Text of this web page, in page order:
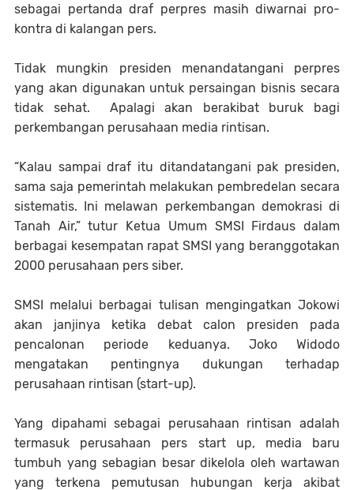
sebagai pertanda draf perpres masih diwarnai pro-
kontra di kalangan pers.
Tidak mungkin presiden menandatangani perpres
yang akan digunakan untuk persaingan bisnis secara
tidak sehat. Apalagi akan berakibat buruk bagi
perkembangan perusahaan media rintisan.
“Kalau sampai draf itu ditandatangani pak presiden,
sama saja pemerintah melakukan pembredelan secara
sistematis. Ini melawan perkembangan demokrasi di
Tanah Air,” tutur Ketua Umum SMSI Firdaus dalam
berbagai kesempatan rapat SMSI yang beranggotakan
2000 perusahaan pers siber.
SMSI melalui berbagai tulisan mengingatkan Jokowi
akan janjinya ketika debat calon presiden pada
pencalonan periode keduanya. Joko Widodo
mengatakan pentingnya dukungan terhadap
perusahaan rintisan (start-up).
Yang dipahami sebagai perusahaan rintisan adalah
termasuk perusahaan pers start up, media baru
tumbuh yang sebagian besar dikelola oleh wartawan
yang terkena pemutusan hubungan kerja akibat